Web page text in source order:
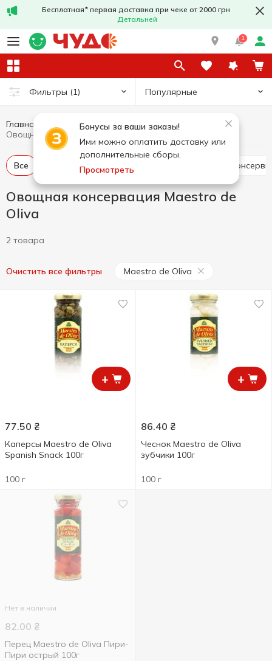
Бесплатная* первая доставка при чеке от 2000 грн
Детальней
1
Фильтры (1) Популярные
Бонусы за ваши заказы!
Ими можно оплатить доставку или
дополнительные сборы.
Просмотреть
Главная Консервы
Все Помидоры консервированные Огурцы
Овощная консервация Maestro de
Oliva
2 товара
Очистить все фильтры Maestro de Oliva
+
77.50 ₴
Каперсы Maestro de Oliva
Spanish Snack 100г
100 г
+
86.40 ₴
Чеснок Maestro de Oliva
зубчики 100г
100 г
Нет в наличии
82.00 ₴
Перец Maestro de Oliva Пири-
Пири острый 100г